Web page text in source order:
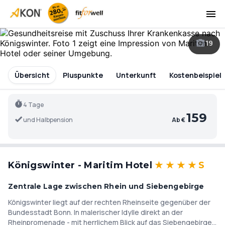
19
Übersicht Pluspunkte Unterkunft Kostenbeispiel
4 Tage
und Halbpension
Ab €159
Königswinter - Maritim Hotel★★ ★ ★ S
Zentrale Lage zwischen Rhein und Siebengebirge
Königswinter liegt auf der rechten Rheinseite gegenüber der
Bundesstadt Bonn. In malerischer Idylle direkt an der
Rheinpromenade - mit herrlichem Blick auf das Siebengebirge